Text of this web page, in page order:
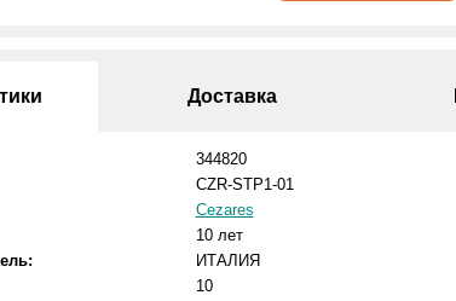
Доставка
344820
CZR-STP1-01
Cezares
10 лет
ИТАЛИЯ
10